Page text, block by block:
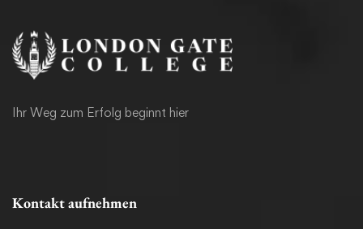
Ihr Weg zum Erfolg beginnt hier
Kontakt aufnehmen